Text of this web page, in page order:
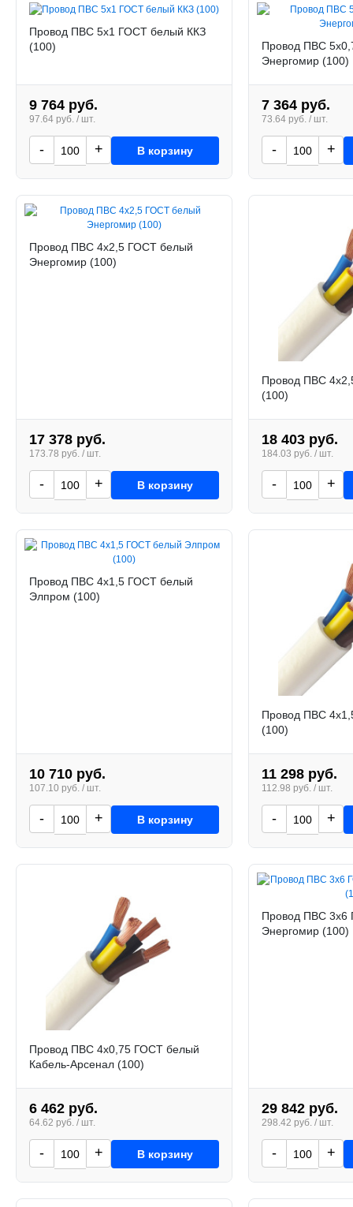
Провод ПВС 5х1 ГОСТ белый ККЗ
(100)
9 764 руб.
97.64 руб. / шт.
- + В корзину
Провод ПВС
Энергомир (100)
7 364 руб.
73.64 руб. / шт.
- +
Провод ПВС 4х2,5 ГОСТ белый
Энергомир (100)
17 378 руб.
173.78 руб. / шт.
- + В корзину
Провод ПВС
(100)
18 403 руб.
184.03 руб. / шт.
- +
Провод ПВС 4х1,5 ГОСТ белый
Элпром (100)
10 710 руб.
107.10 руб. / шт.
- + В корзину
Провод ПВС
(100)
11 298 руб.
112.98 руб. / шт.
- +
Провод ПВС 4х0,75 ГОСТ белый
Кабель-Арсенал (100)
6 462 руб.
64.62 руб. / шт.
- + В корзину
Провод ПВС 3х6
Энергомир (100)
29 842 руб.
298.42 руб. / шт.
- +